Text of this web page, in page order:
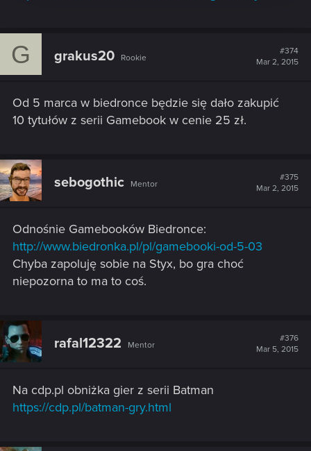
G grakus20 Rookie
#374
Mar 2, 2015
Od 5 marca w biedronce będzie się dało zakupić
10 tytułów z serii Gamebook w cenie 25 zł.
sebogothic Mentor
#375
Mar 2, 2015
Odnośnie Gamebooków Biedronce:
http://www.biedronka.pl/pl/gamebooki-od-5-03
Chyba zapoluję sobie na Styx, bo gra choć
niepozorna to ma to coś.
rafal12322 Mentor
#376
Mar 5, 2015
Na cdp.pl obniżka gier z serii Batman
https://cdp.pl/batman-gry.html